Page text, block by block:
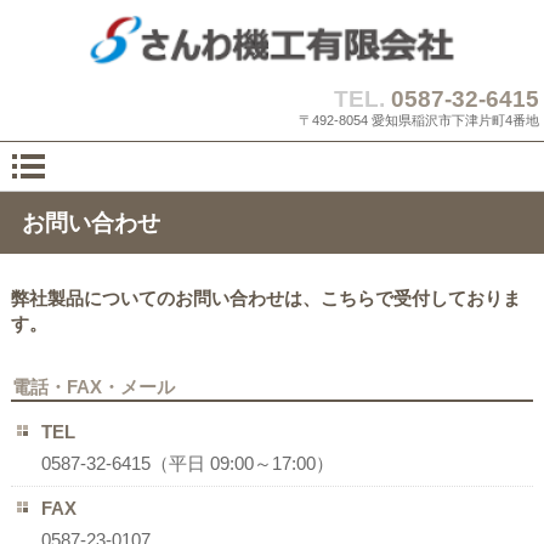
TEL. 0587-32-6415
〒492-8054 愛知県稲沢市下津片町4番地
お問い合わせ
弊社製品についてのお問い合わせは、こちらで受付しておりま
す。
電話・FAX・メール
TEL
0587-32-6415（平日 09:00～17:00）
FAX